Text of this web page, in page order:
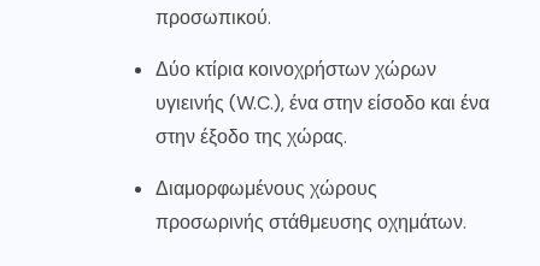
προσωπικού.
Δύο κτίρια κοινοχρήστων χώρων
υγιεινής (W.C.), ένα στην είσοδο και ένα
στην έξοδο της χώρας.
Διαμορφωμένους χώρους
προσωρινής στάθμευσης οχημάτων.